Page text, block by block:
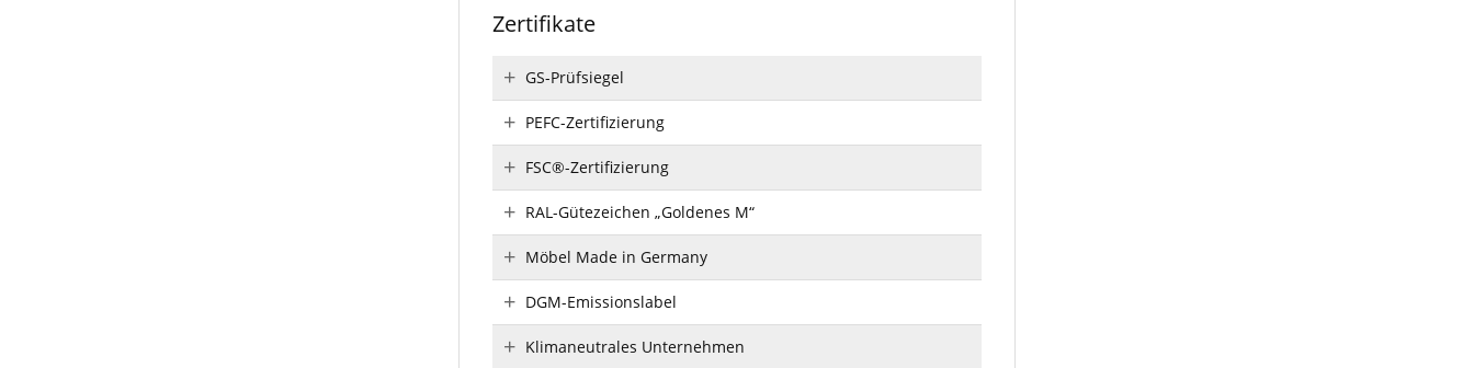
Zertifikate
GS-Prüfsiegel
PEFC-Zertifizierung
FSC®-Zertifizierung
RAL-Gütezeichen „Goldenes M“
Möbel Made in Germany
DGM-Emissionslabel
Klimaneutrales Unternehmen